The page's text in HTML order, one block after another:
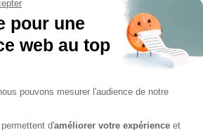
Bois, Stratifié et Vinyle